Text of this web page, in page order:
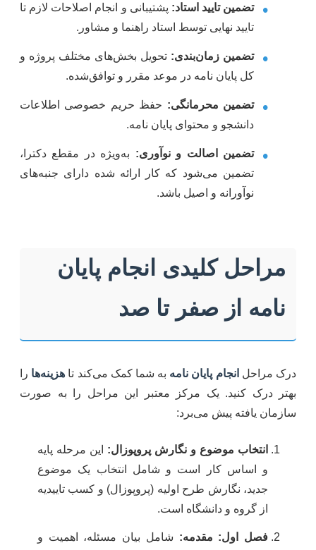
• تضمین تایید استاد: پشتیبانی و انجام اصلاحات لازم تا
تایید نهایی توسط استاد راهنما و مشاور.
• تضمین زمان‌بندی: تحویل بخش‌های مختلف پروژه و
کل پایان نامه در موعد مقرر و توافق‌شده.
• تضمین محرمانگی: حفظ حریم خصوصی اطلاعات
دانشجو و محتوای پایان نامه.
• تضمین اصالت و نوآوری: به‌ویژه در مقطع دکترا،
تضمین می‌شود که کار ارائه شده دارای جنبه‌های
نوآورانه و اصیل باشد.
مراحل کلیدی انجام پایان
نامه از صفر تا صد
درک مراحل انجام پایان نامه به شما کمک می‌کند تا هزینه‌ها را
بهتر درک کنید. یک مرکز معتبر این مراحل را به صورت
سازمان یافته پیش می‌برد:
انتخاب موضوع و نگارش پروپوزال: این مرحله پایه
و اساس کار است و شامل انتخاب یک موضوع
جدید، نگارش طرح اولیه (پروپوزال) و کسب تاییدیه
از گروه و دانشگاه است.
فصل اول: مقدمه: شامل بیان مسئله، اهمیت و